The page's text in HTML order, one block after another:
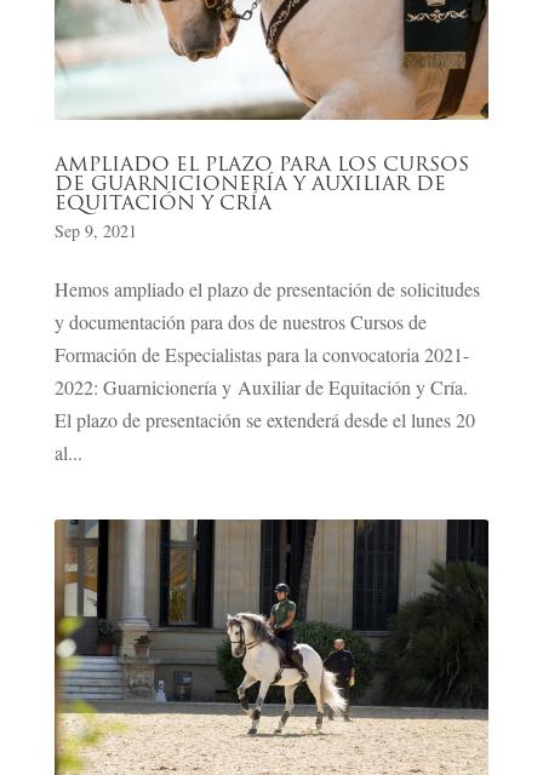
AMPLIADO EL PLAZO PARA LOS CURSOS
DE GUARNICIONERÍA Y AUXILIAR DE
EQUITACIÓN Y CRÍA
Sep 9, 2021
Hemos ampliado el plazo de presentación de solicitudes
y documentación para dos de nuestros Cursos de
Formación de Especialistas para la convocatoria 2021-
2022: Guarnicionería y Auxiliar de Equitación y Cría.
El plazo de presentación se extenderá desde el lunes 20
al...